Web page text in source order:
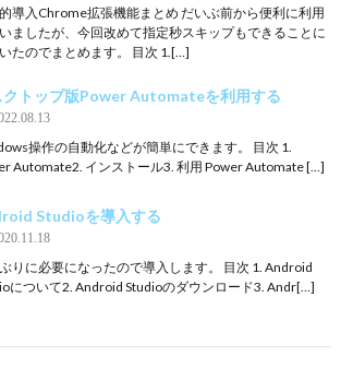
導入Chrome拡張機能まとめ だいぶ前から便利に利用
ましたが、今回改めて指定秒スキップもできることに
たのでまとめます。 目次 1.[…]
クトップ版Power Automateを利用する
操作の自動化などが簡単にできます。 目次 1.
Automate2. インストール3. 利用 Power Automate […]
Studioを導入する
りに必要になったので導入します。 目次 1. Android
について2. Android Studioのダウンロード3. Andr[…]